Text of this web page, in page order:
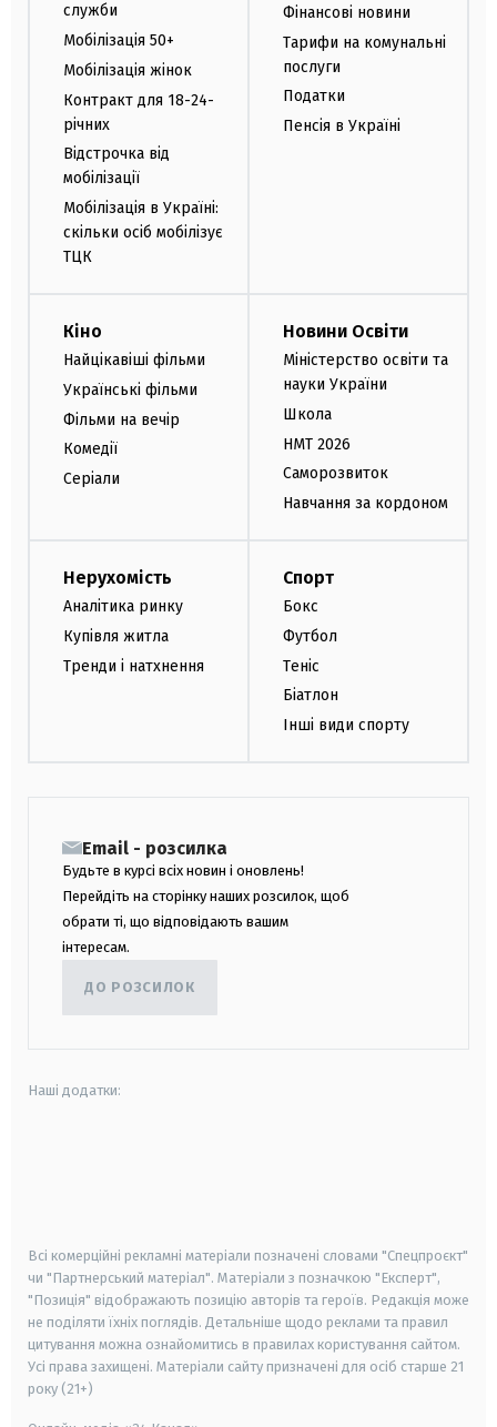
служби
Мобілізація 50+
Мобілізація жінок
Контракт для 18-24-
річних
Відстрочка від
мобілізації
Мобілізація в Україні:
скільки осіб мобілізує
ТЦК
Фінансові новини
Тарифи на комунальні
послуги
Податки
Пенсія в Україні
Кіно
Найцікавіші фільми
Українські фільми
Фільми на вечір
Комедії
Серіали
Новини Освіти
Міністерство освіти та
науки України
Школа
НМТ 2026
Саморозвиток
Навчання за кордоном
Нерухомість
Аналітика ринку
Купівля житла
Тренди і натхнення
Спорт
Бокс
Футбол
Теніс
Біатлон
Інші види спорту
Email - розсилка
Будьте в курсі всіх новин і оновлень!
Перейдіть на сторінку наших розсилок, щоб
обрати ті, що відповідають вашим
інтересам.
ДО РОЗСИЛОК
Наші додатки:
Всі комерційні рекламні матеріали позначені словами "Спецпроєкт"
чи "Партнерський матеріал". Матеріали з позначкою "Експерт",
"Позиція" відображають позицію авторів та героїв. Редакція може
не поділяти їхніх поглядів. Детальніше щодо реклами та правил
цитування можна ознайомитись в правилах користування сайтом.
Усі права захищені. Матеріали сайту призначені для осіб старше 21
року (21+)